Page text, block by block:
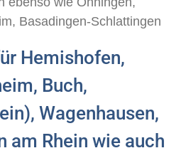
Basadingen-Schlattingen
Hemishofen,
Buch,
Wagenhausen,
am Rhein wie auch